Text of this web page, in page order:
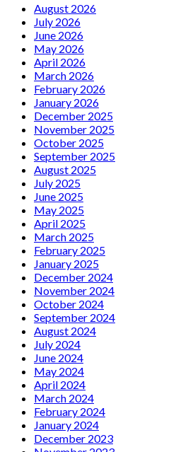
August 2026
July 2026
June 2026
May 2026
April 2026
March 2026
February 2026
January 2026
December 2025
November 2025
October 2025
September 2025
August 2025
July 2025
June 2025
May 2025
April 2025
March 2025
February 2025
January 2025
December 2024
November 2024
October 2024
September 2024
August 2024
July 2024
June 2024
May 2024
April 2024
March 2024
February 2024
January 2024
December 2023